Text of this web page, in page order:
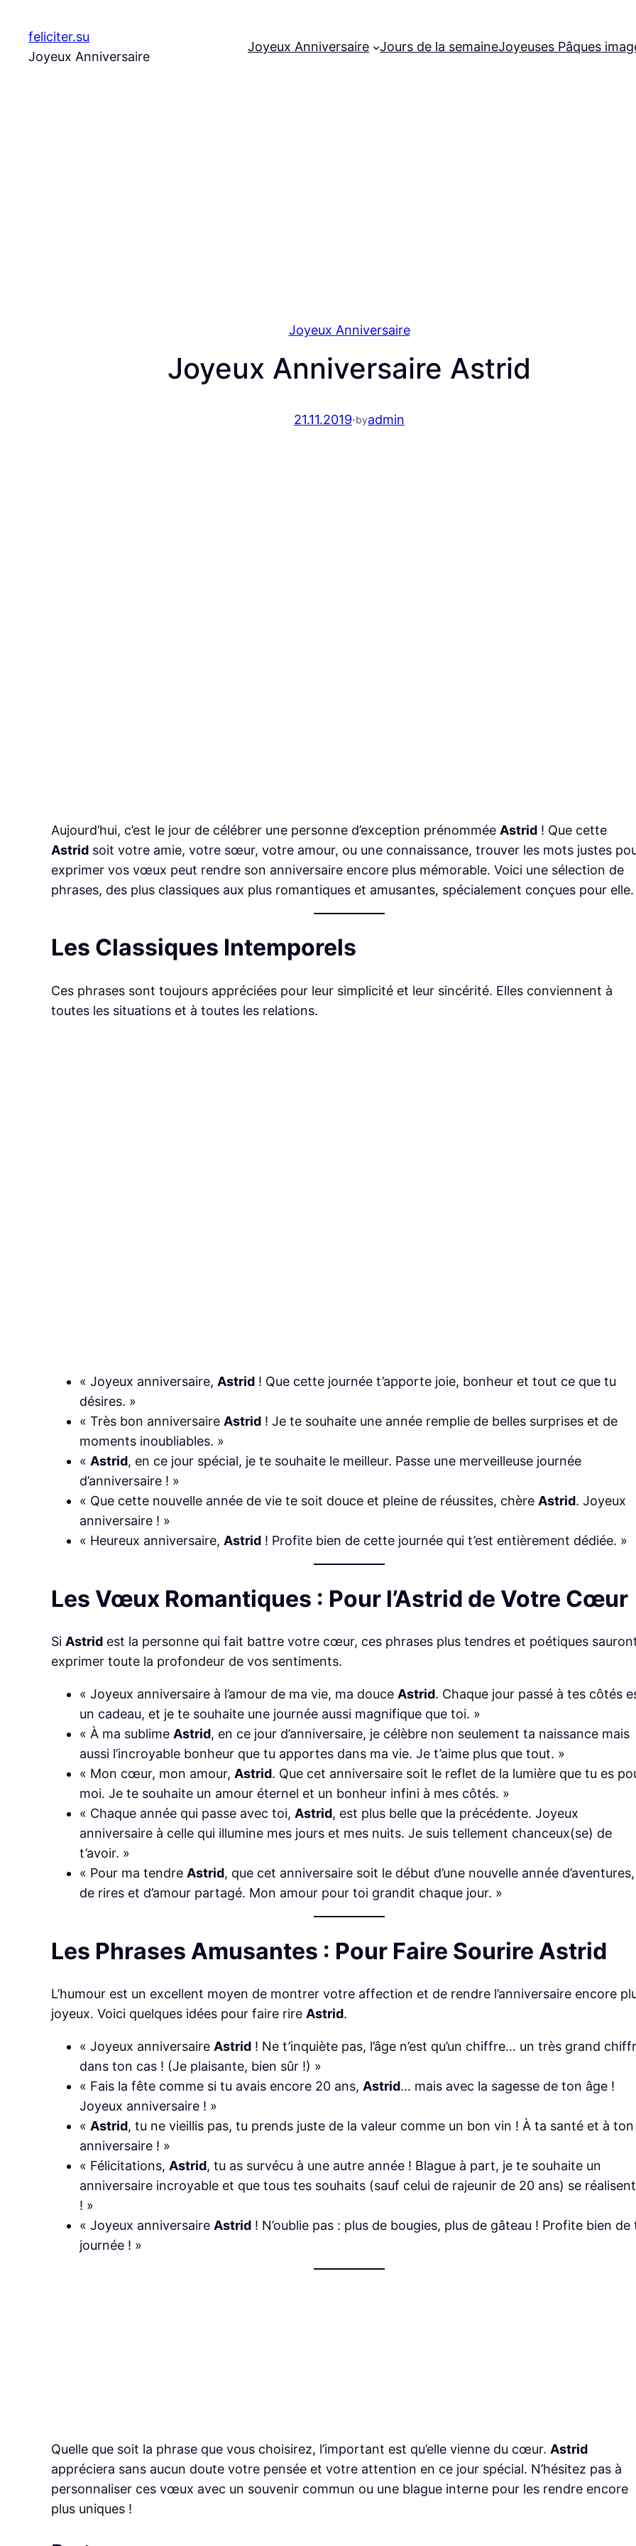
contenu
feliciter.su
Joyeux Anniversaire
Joyeux Anniversaire Jours de la semaineJoyeuses Pâques
Joyeux Anniversaire
Joyeux Anniversaire Astrid
21.11.2019·byadmin
Aujourd’hui, c’est le jour de célébrer une personne d’exception prénommée Astrid ! Que cette
Astrid soit votre amie, votre sœur, votre amour, ou une connaissance, trouver les mots justes
exprimer vos vœux peut rendre son anniversaire encore plus mémorable. Voici une sélection de
phrases, des plus classiques aux plus romantiques et amusantes, spécialement conçues pour elle.
Les Classiques Intemporels
Ces phrases sont toujours appréciées pour leur simplicité et leur sincérité. Elles conviennent à
toutes les situations et à toutes les relations.
« Joyeux anniversaire, Astrid ! Que cette journée t’apporte joie, bonheur et tout ce que tu
désires. »
« Très bon anniversaire Astrid ! Je te souhaite une année remplie de belles surprises et de
moments inoubliables. »
« Astrid, en ce jour spécial, je te souhaite le meilleur. Passe une merveilleuse journée
d’anniversaire ! »
« Que cette nouvelle année de vie te soit douce et pleine de réussites, chère Astrid. Joyeux
anniversaire ! »
« Heureux anniversaire, Astrid ! Profite bien de cette journée qui t’est entièrement dédiée. »
Les Vœux Romantiques : Pour l’Astrid de Votre Cœur
Si Astrid est la personne qui fait battre votre cœur, ces phrases plus tendres et poétiques
exprimer toute la profondeur de vos sentiments.
« Joyeux anniversaire à l’amour de ma vie, ma douce Astrid. Chaque jour passé à tes côtés
un cadeau, et je te souhaite une journée aussi magnifique que toi. »
« À ma sublime Astrid, en ce jour d’anniversaire, je célèbre non seulement ta naissance mais
aussi l’incroyable bonheur que tu apportes dans ma vie. Je t’aime plus que tout. »
« Mon cœur, mon amour, Astrid. Que cet anniversaire soit le reflet de la lumière que tu es
moi. Je te souhaite un amour éternel et un bonheur infini à mes côtés. »
« Chaque année qui passe avec toi, Astrid, est plus belle que la précédente. Joyeux
anniversaire à celle qui illumine mes jours et mes nuits. Je suis tellement chanceux(se) de
t’avoir. »
« Pour ma tendre Astrid, que cet anniversaire soit le début d’une nouvelle année d’aventures,
de rires et d’amour partagé. Mon amour pour toi grandit chaque jour. »
Les Phrases Amusantes : Pour Faire Sourire Astrid
L’humour est un excellent moyen de montrer votre affection et de rendre l’anniversaire encore
joyeux. Voici quelques idées pour faire rire Astrid.
« Joyeux anniversaire Astrid ! Ne t’inquiète pas, l’âge n’est qu’un chiffre… un très grand
dans ton cas ! (Je plaisante, bien sûr !) »
« Fais la fête comme si tu avais encore 20 ans, Astrid… mais avec la sagesse de ton âge !
Joyeux anniversaire ! »
« Astrid, tu ne vieillis pas, tu prends juste de la valeur comme un bon vin ! À ta santé et à ton
anniversaire ! »
« Félicitations, Astrid, tu as survécu à une autre année ! Blague à part, je te souhaite un
anniversaire incroyable et que tous tes souhaits (sauf celui de rajeunir de 20 ans) se réalisent
! »
« Joyeux anniversaire Astrid ! N’oublie pas : plus de bougies, plus de gâteau ! Profite bien de
journée ! »
Quelle que soit la phrase que vous choisirez, l’important est qu’elle vienne du cœur. Astrid
appréciera sans aucun doute votre pensée et votre attention en ce jour spécial. N’hésitez pas à
personnaliser ces vœux avec un souvenir commun ou une blague interne pour les rendre encore
plus uniques !